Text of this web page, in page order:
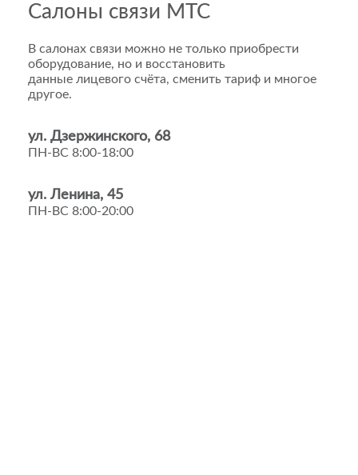
Салоны связи МТС
В салонах связи можно не только приобрести
оборудование, но и восстановить
данные лицевого счёта, сменить тариф и многое
другое.
ул. Дзержинского, 68
ПН-ВС 8:00-18:00
ул. Ленина, 45
ПН-ВС 8:00-20:00